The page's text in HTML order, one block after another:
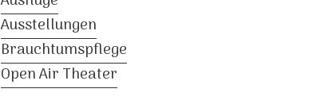
Ausstellungen
Brauchtumspflege
Open Air Theater